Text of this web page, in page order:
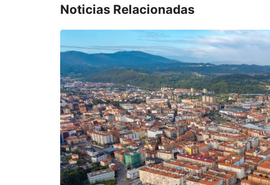
Noticias Relacionadas